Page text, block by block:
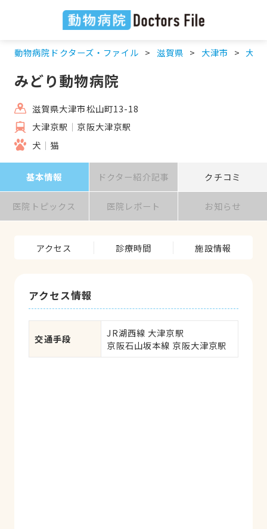
動物病院ドクターズ・ファイル 滋賀県 大津市 大津
みどり動物病院
滋賀県大津市松山町13-18
大津京駅
京阪大津京駅
犬
猫
基本情報 ドクター紹介記事 クチコミ
医院トピックス 医院レポート お知らせ
アクセス 診療時間 施設情報
アクセス情報
交通手段
JR湖西線 大津京駅
京阪石山坂本線 京阪大津京駅